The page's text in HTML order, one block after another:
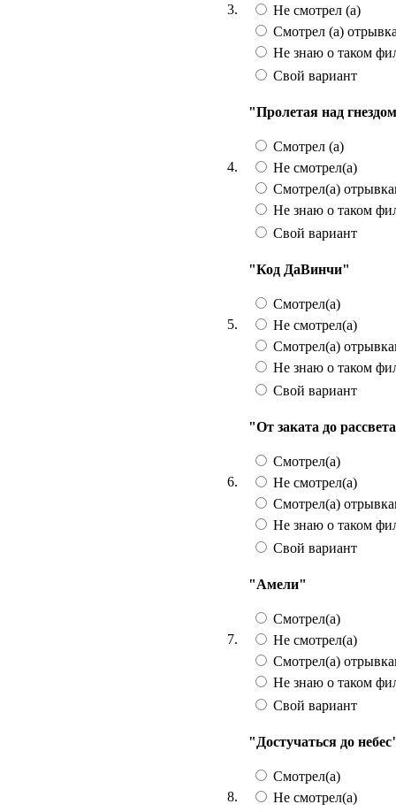
3.
Не смотрел (а)
Смотрел (а)
Не знаю о таком
Свой вариант
4.
"Пролетая над
Смотрел (а)
Не смотрел(а)
Смотрел(а)
Не знаю о таком
Свой вариант
5.
"Код ДаВинчи"
Смотрел(а)
Не смотрел(а)
Смотрел(а)
Не знаю о таком
Свой вариант
6.
"От заката до
Смотрел(а)
Не смотрел(а)
Смотрел(а)
Не знаю о таком
Свой вариант
7.
"Амели"
Смотрел(а)
Не смотрел(а)
Смотрел(а)
Не знаю о таком
Свой вариант
8.
"Достучаться до
Смотрел(а)
Не смотрел(а)